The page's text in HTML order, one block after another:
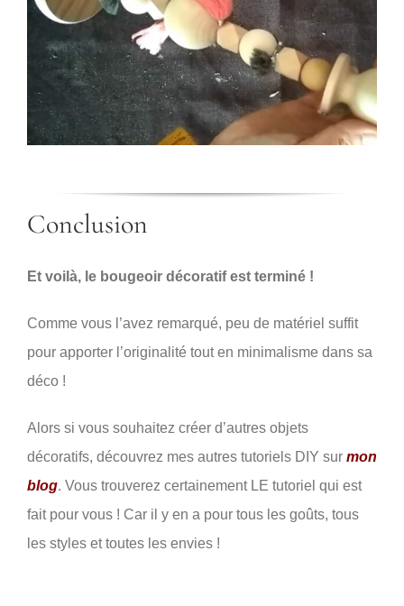
Conclusion
Et voilà, le bougeoir décoratif est terminé !
Comme vous l’avez remarqué, peu de matériel suffit
pour apporter l’originalité tout en minimalisme dans sa
déco !
Alors si vous souhaitez créer d’autres objets
décoratifs, découvrez mes autres tutoriels DIY sur mon
blog. Vous trouverez certainement LE tutoriel qui est
fait pour vous ! Car il y en a pour tous les goûts, tous
les styles et toutes les envies !